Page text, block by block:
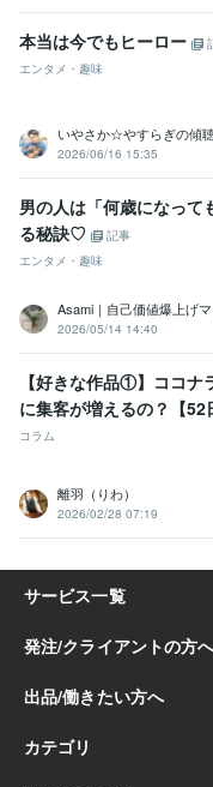
本当は今でもヒーロー
エンタメ・趣味
いやさか☆やすらぎの傾
2026/06/16 15:35
男の人は「何歳になって
る秘訣♡
記事
エンタメ・趣味
Asami｜自己価値爆上げ
2026/05/14 14:40
【好きな作品①】ココナ
に集客が増えるの？【52
コラム
離羽（りわ）
2026/02/28 07:19